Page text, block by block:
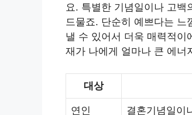
요. 특별한 기념일이나 고백
드물죠. 단순히 예쁘다는
낼 수 있어서 더욱 매력적이
재가 나에게 얼마나 큰 에너
대상
연인 결혼기념일이